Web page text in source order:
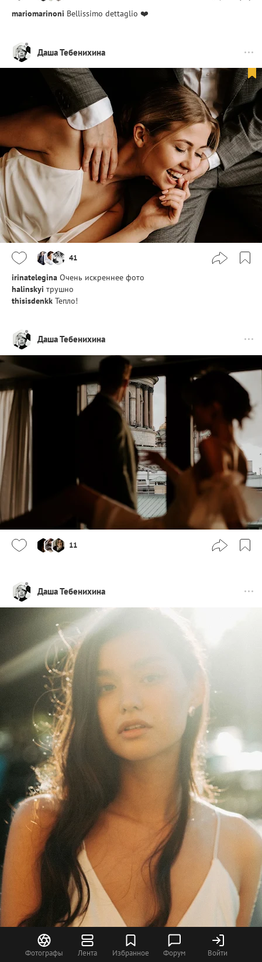
Фотографы Лента Избранное Форум Войти
mariomarinoni Bellissimo dettaglio ❤️
Даша Тебенихина
41
irinatelegina Очень искреннее фото
halinskyi трушно
thisisdenkk Тепло!
Даша Тебенихина
11
Даша Тебенихина